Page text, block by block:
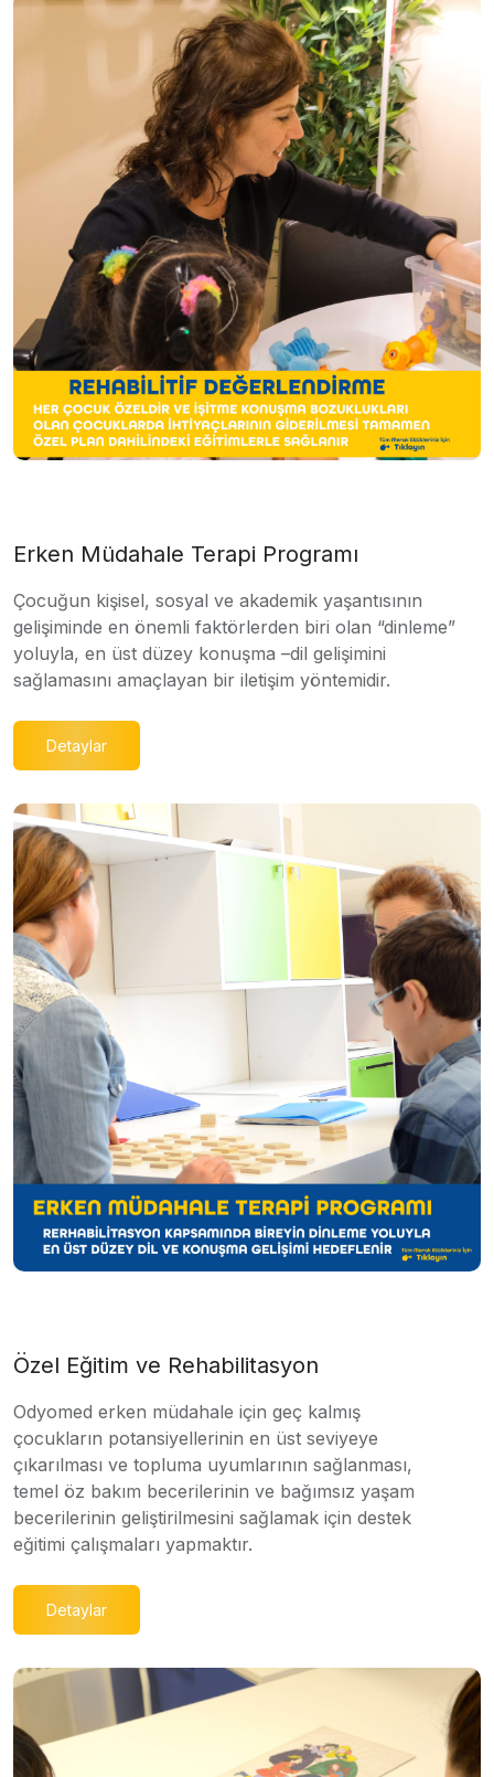
Erken Müdahale Terapi Programı
Çocuğun kişisel, sosyal ve akademik yaşantısının
gelişiminde en önemli faktörlerden biri olan “dinleme”
yoluyla, en üst düzey konuşma –dil gelişimini
sağlamasını amaçlayan bir iletişim yöntemidir.
Detaylar
Özel Eğitim ve Rehabilitasyon
Odyomed erken müdahale için geç kalmış
çocukların potansiyellerinin en üst seviyeye
çıkarılması ve topluma uyumlarının sağlanması,
temel öz bakım becerilerinin ve bağımsız yaşam
becerilerinin geliştirilmesini sağlamak için destek
eğitimi çalışmaları yapmaktır.
Detaylar